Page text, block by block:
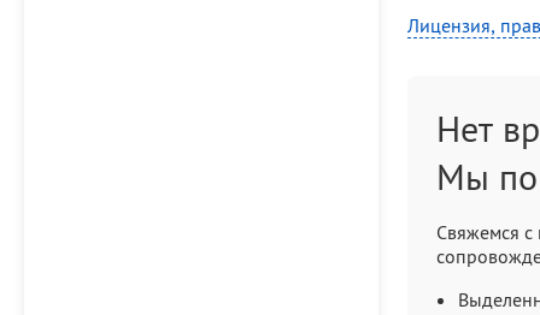
Лицензия,
Нет
Мы
Свяжемся с